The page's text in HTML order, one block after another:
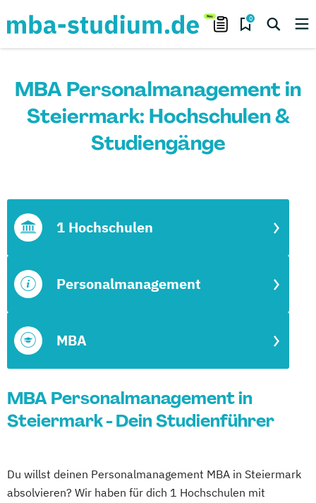
0
MBA Personalmanagement in
Steiermark: Hochschulen &
Studiengänge
MBA
Personalmanagement
1 Hochschulen
MBA Personalmanagement in
Steiermark - Dein Studienführer
Du willst deinen Personalmanagement MBA in Steiermark
absolvieren? Wir haben für dich 1 Hochschulen mit